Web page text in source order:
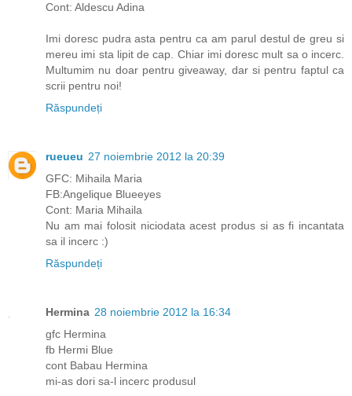
Cont: Aldescu Adina
Imi doresc pudra asta pentru ca am parul destul de greu si
mereu imi sta lipit de cap. Chiar imi doresc mult sa o incerc.
Multumim nu doar pentru giveaway, dar si pentru faptul ca
scrii pentru noi!
Răspundeți
rueueu 27 noiembrie 2012 la 20:39
GFC: Mihaila Maria
FB:Angelique Blueeyes
Cont: Maria Mihaila
Nu am mai folosit niciodata acest produs si as fi incantata
sa il incerc :)
Răspundeți
Hermina 28 noiembrie 2012 la 16:34
gfc Hermina
fb Hermi Blue
cont Babau Hermina
mi-as dori sa-l incerc produsul